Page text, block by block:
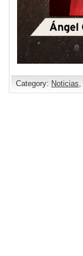
Category: Noticias,